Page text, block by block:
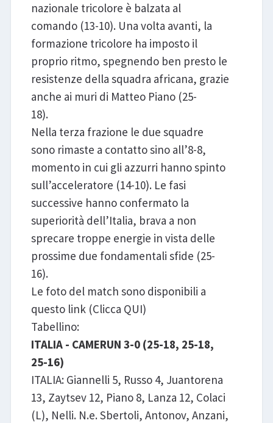
nazionale tricolore è balzata al
comando (13-10). Una volta avanti, la
formazione tricolore ha imposto il
proprio ritmo, spegnendo ben presto le
resistenze della squadra africana, grazie
anche ai muri di Matteo Piano (25-
18).
Nella terza frazione le due squadre
sono rimaste a contatto sino all’8-8,
momento in cui gli azzurri hanno spinto
sull’acceleratore (14-10). Le fasi
successive hanno confermato la
superiorità dell’Italia, brava a non
sprecare troppe energie in vista delle
prossime due fondamentali sfide (25-
16).
Le foto del match sono disponibili a
questo link (Clicca QUI)
Tabellino:
ITALIA - CAMERUN 3-0 (25-18, 25-18,
25-16)
ITALIA: Giannelli 5, Russo 4, Juantorena
13, Zaytsev 12, Piano 8, Lanza 12, Colaci
(L), Nelli. N.e. Sbertoli, Antonov, Anzani,